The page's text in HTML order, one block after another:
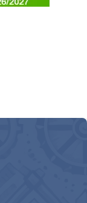
4x4 dla OSP Kokotów